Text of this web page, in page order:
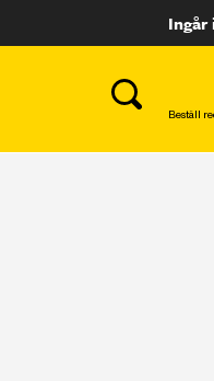
Ingår
Beställ